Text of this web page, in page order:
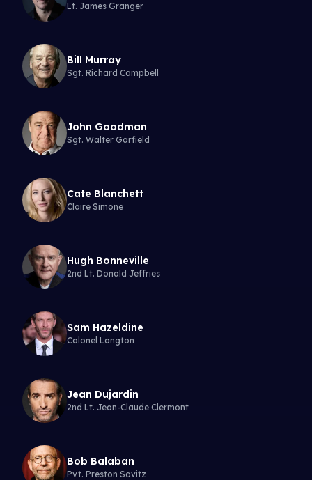
Lt. James Granger
Bill Murray
Sgt. Richard Campbell
John Goodman
Sgt. Walter Garfield
Cate Blanchett
Claire Simone
Hugh Bonneville
2nd Lt. Donald Jeffries
Sam Hazeldine
Colonel Langton
Jean Dujardin
2nd Lt. Jean-Claude Clermont
Bob Balaban
Pvt. Preston Savitz